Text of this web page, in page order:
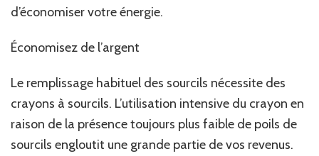
d’économiser votre énergie.
Économisez de l’argent
Le remplissage habituel des sourcils nécessite des
crayons à sourcils. L’utilisation intensive du crayon en
raison de la présence toujours plus faible de poils de
sourcils engloutit une grande partie de vos revenus.